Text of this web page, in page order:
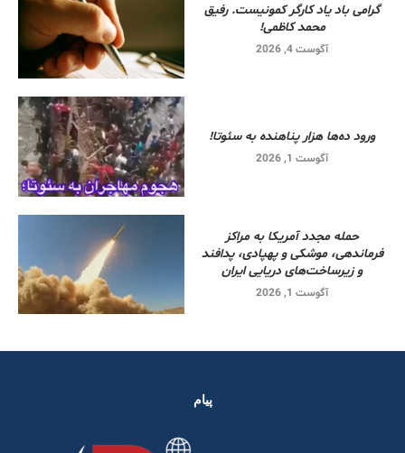
گرامی باد یاد کارگر کمونیست. رفیق
محمد کاظمی!
آگوست 4, 2026
ورود ده‌ها هزار پناهنده به سئوتا!
آگوست 1, 2026
حمله مجدد آمریکا به مراکز
فرماندهی، موشکی و پهپادی، پدافند
و زیرساخت‌های دریایی ایران
آگوست 1, 2026
پیام